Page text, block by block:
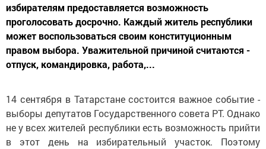
избирателям предоставляется возможность
проголосовать досрочно. Каждый житель республики
может воспользоваться своим конституционным
правом выбора. Уважительной причиной считаются -
отпуск, командировка, работа,...
14 сентября в Татарстане состоится важное событие -
выборы депутатов Государственного совета РТ. Однако
не у всех жителей республики есть возможность прийти
в этот день на избирательный участок. Поэтому